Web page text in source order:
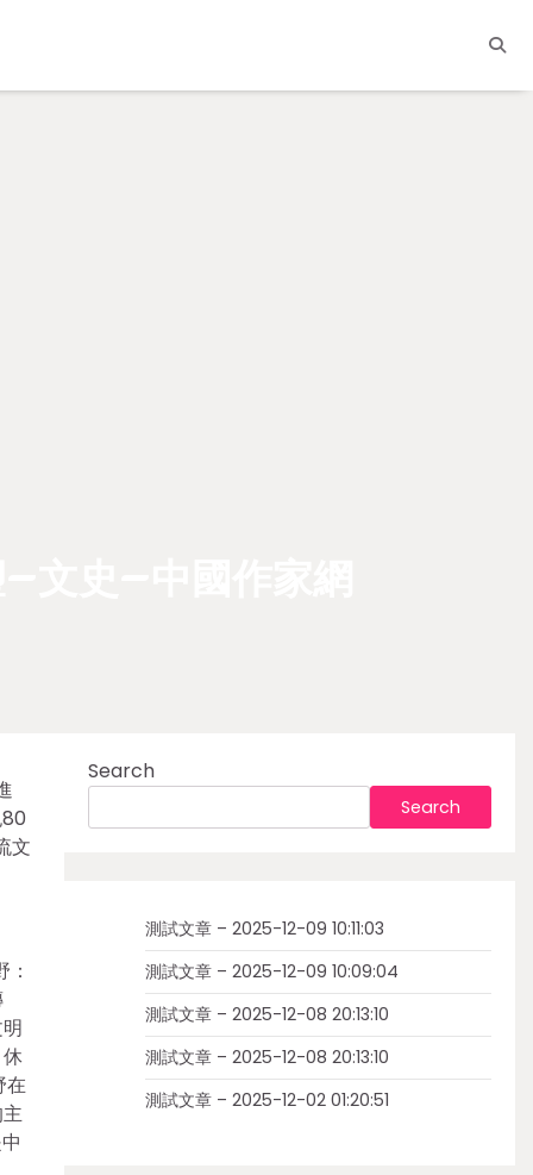
文
在
Search
Search
測試文章 – 2025-12-09 10:11:03
測試文章 – 2025-12-09 10:09:04
測試文章 – 2025-12-08 20:13:10
測試文章 – 2025-12-08 20:13:10
測試文章 – 2025-12-02 01:20:51